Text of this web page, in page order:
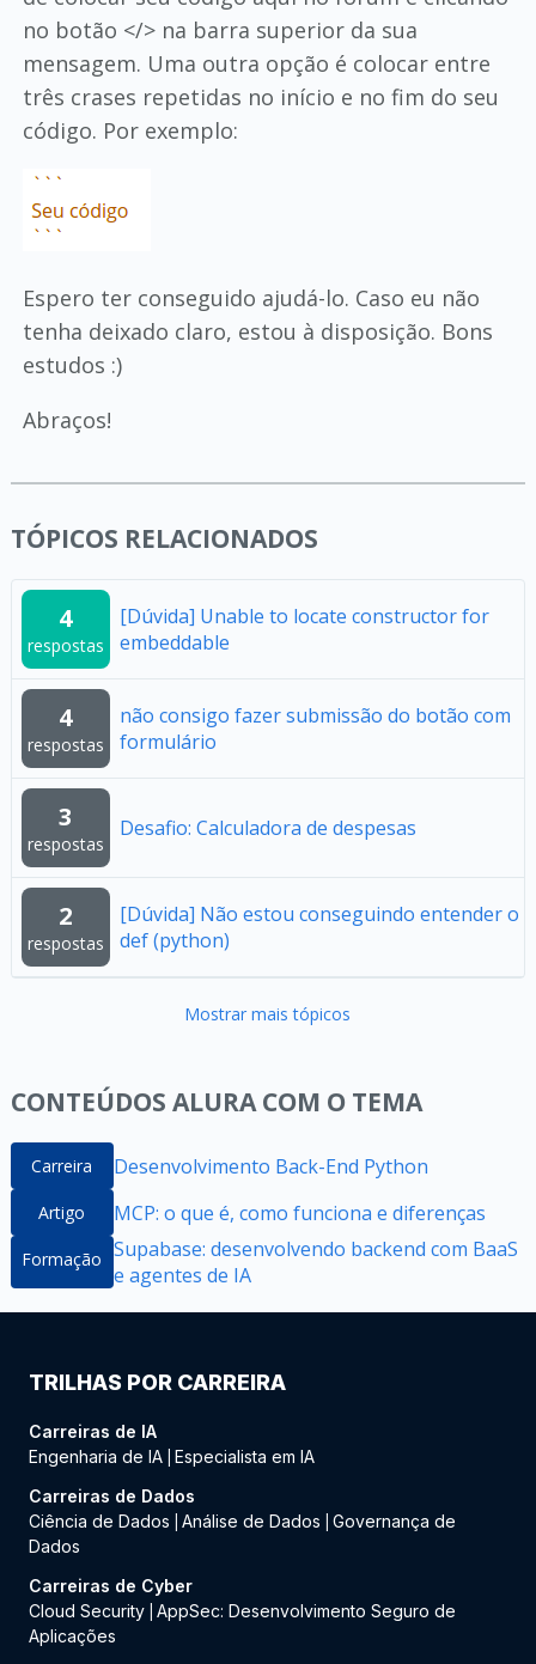
no botão </> na barra superior da sua
mensagem. Uma outra opção é colocar entre
três crases repetidas no início e no fim do seu
código. Por exemplo:
Espero ter conseguido ajudá-lo. Caso eu não
tenha deixado claro, estou à disposição. Bons
estudos :)
Abraços!
TÓPICOS RELACIONADOS
4
respostas
[Dúvida] Unable to locate constructor for
embeddable
4
respostas
não consigo fazer submissão do botão com
formulário
3
respostas
Desafio: Calculadora de despesas
2
respostas
[Dúvida] Não estou conseguindo entender o
def (python)
Mostrar mais tópicos
CONTEÚDOS ALURA COM O TEMA
Carreira Desenvolvimento Back-End Python
Artigo MCP: o que é, como funciona e diferenças
Formação Supabase: desenvolvendo backend com BaaS
e agentes de IA
TRILHAS POR CARREIRA
Carreiras de IA
Engenharia de IA Especialista em IA
Carreiras de Dados
Ciência de Dados
Análise de Dados
Governança de
Dados
Carreiras de Cyber
Cloud Security AppSec: Desenvolvimento Seguro de
Aplicações